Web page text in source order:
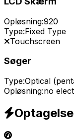
Opløsning:920
Type:Fixed Type
Touchscreen
Søger
Type:Optical
Opløsning:no